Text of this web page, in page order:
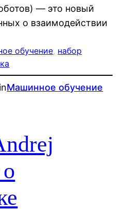
— это новый
о взаимодействии
обучение, набор
Машинное обучение